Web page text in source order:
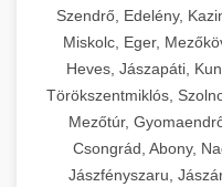
chef-
Teljes körű
professzionális
Minden, ami
chef-
Szendrő, Edelény,
Miskolc, Eger,
Heves, Jászapáti,
Törökszentmiklós,
Mezőtúr,
Csongrád, Abony,
Jászfényszaru,